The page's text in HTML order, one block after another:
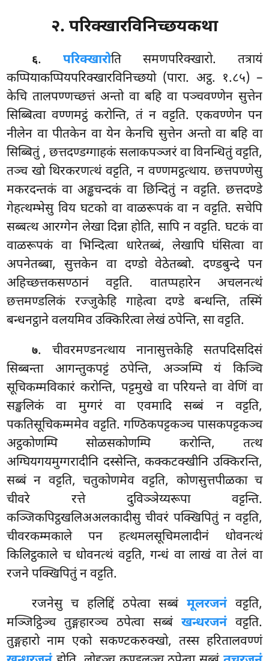
२. परिक्खारविनिच्छयकथा
६. परिक्खारोति समणपरिक्खारो. तत्रायं
कप्पियाकप्पियपरिक्खारविनिच्छयो (पारा. अट्ठ. १.८५) –
केचि तालपण्णच्छत्तं अन्तो वा बहि वा पञ्चवण्णेन सुत्तेन
सिब्बित्वा वण्णमट्ठं करोन्ति, तं न वट्टति. एकवण्णेन पन
नीलेन वा पीतकेन वा येन केनचि सुत्तेन अन्तो वा बहि वा
सिब्बितुं, छत्तदण्डग्गाहकं सलाकपञ्जरं वा विनन्धितुं वट्टति,
तञ्च खो थिरकरणत्थं वट्टति, न वण्णमट्ठत्थाय. छत्तपण्णेसु
मकरदन्तकं वा अड्ढचन्दकं वा छिन्दितुं न वट्टति. छत्तदण्डे
गेहत्थम्भेसु विय घटको वा वाळरूपकं वा न वट्टति. सचेपि
सब्बत्थ आरग्गेन लेखा दिन्ना होति, सापि न वट्टति. घटकं वा
वाळरूपकं वा भिन्दित्वा धारेतब्बं, लेखापि घंसित्वा वा
अपनेतब्बा, सुत्तकेन वा दण्डो वेठेतब्बो. दण्डबुन्दे पन
अहिच्छत्तकसण्ठानं वट्टति. वातप्पहारेन अचलनत्थं
छत्तमण्डलिकं रज्जुकेहि गाहेत्वा दण्डे बन्धन्ति, तस्मिं
बन्धनट्ठाने वलयमिव उक्किरित्वा लेखं ठपेन्ति, सा वट्टति.
७. चीवरमण्डनत्थाय नानासुत्तकेहि सतपदिसदिसं
सिब्बन्ता आगन्तुकपट्टं ठपेन्ति, अञ्ञम्पि यं किञ्चि
सूचिकम्मविकारं करोन्ति, पट्टमुखे वा परियन्ते वा वेणिं वा
सङ्खलिकं वा मुग्गरं वा एवमादि सब्बं न वट्टति,
पकतिसूचिकम्ममेव वट्टति. गण्ठिकपट्टकञ्च पासकपट्टकञ्च
अट्ठकोणम्पि सोळसकोणम्पि करोन्ति, तत्थ
अग्घियगयमुग्गरादीनि दस्सेन्ति, कक्कटक्खीनि उक्किरन्ति,
सब्बं न वट्टति, चतुकोणमेव वट्टति, कोणसुत्तपीळका च
चीवरे रत्ते दुविञ्ञेय्यरूपा वट्टन्ति.
कञ्जिकपिट्ठखलिअअलकादीसु चीवरं पक्खिपितुं न वट्टति,
चीवरकम्मकाले पन हत्थमलसूचिमलादीनं धोवनत्थं
किलिट्ठकाले च धोवनत्थं वट्टति, गन्धं वा लाखं वा तेलं वा
रजने पक्खिपितुं न वट्टति.
रजनेसु च हलिद्दिं ठपेत्वा सब्बं मूलरजनंवट्टति,
मञ्जिट्ठिञ्च तुङ्गहारञ्च ठपेत्वा सब्बं खन्धरजनंवट्टति.
तुङ्गहारो नाम एको सकण्टकरुक्खो, तस्स हरितालवण्णं